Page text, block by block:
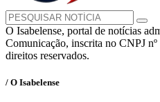
O Isabelense, portal de notícias
Comunicação, inscrita no CNPJ
direitos reservados.
/ O Isabelense